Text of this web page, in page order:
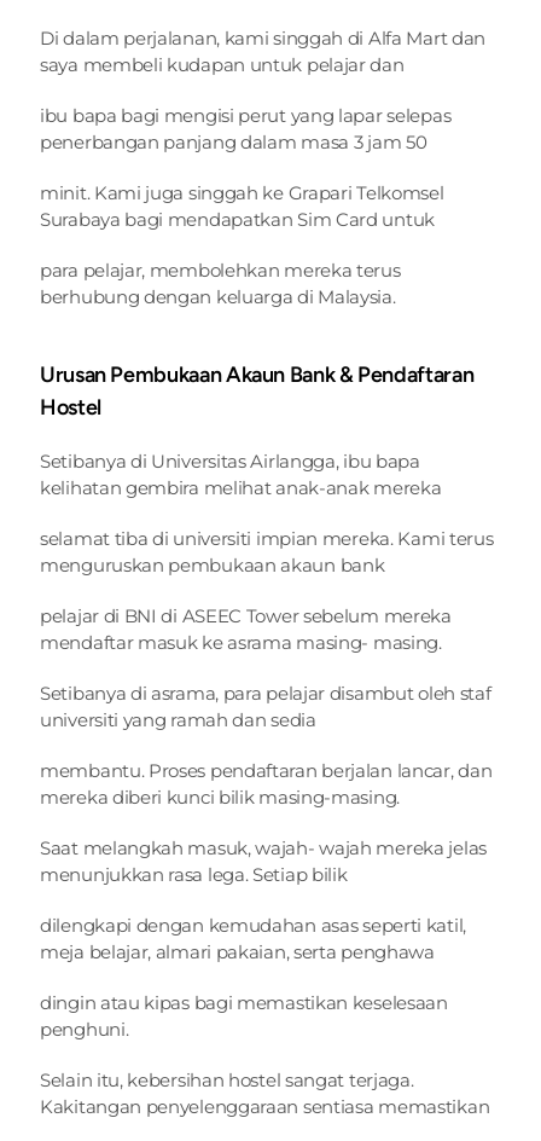
Di dalam perjalanan, kami singgah di Alfa Mart dan
saya membeli kudapan untuk pelajar dan
ibu bapa bagi mengisi perut yang lapar selepas
penerbangan panjang dalam masa 3 jam 50
minit. Kami juga singgah ke Grapari Telkomsel
Surabaya bagi mendapatkan Sim Card untuk
para pelajar, membolehkan mereka terus
berhubung dengan keluarga di Malaysia.
Urusan Pembukaan Akaun Bank & Pendaftaran
Hostel
Setibanya di Universitas Airlangga, ibu bapa
kelihatan gembira melihat anak-anak mereka
selamat tiba di universiti impian mereka. Kami terus
menguruskan pembukaan akaun bank
pelajar di BNI di ASEEC Tower sebelum mereka
mendaftar masuk ke asrama masing- masing.
Setibanya di asrama, para pelajar disambut oleh staf
universiti yang ramah dan sedia
membantu. Proses pendaftaran berjalan lancar, dan
mereka diberi kunci bilik masing-masing.
Saat melangkah masuk, wajah- wajah mereka jelas
menunjukkan rasa lega. Setiap bilik
dilengkapi dengan kemudahan asas seperti katil,
meja belajar, almari pakaian, serta penghawa
dingin atau kipas bagi memastikan keselesaan
penghuni.
Selain itu, kebersihan hostel sangat terjaga.
Kakitangan penyelenggaraan sentiasa memastikan